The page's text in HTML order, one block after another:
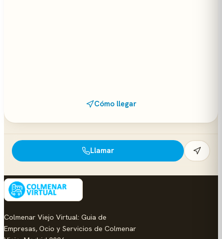
Cómo llegar
Llamar
Colmenar Viejo Virtual: Guia de
Empresas, Ocio y Servicios de Colmenar